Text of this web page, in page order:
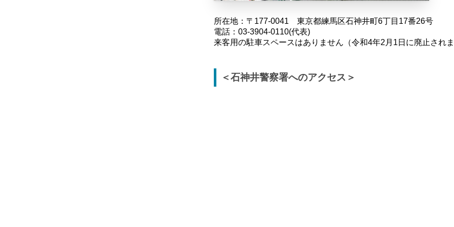
所在地：〒177-0041 東京都練馬区石神井町6丁目17番26号
電話：03-3904-0110(代表)
来客用の駐車スペースはありません（令和4年2月1日に廃止され
＜石神井警察署へのアクセス＞